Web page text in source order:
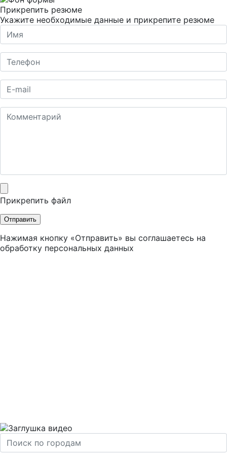
Прикрепить резюме
Укажите необходимые данные и прикрепите резюме
Прикрепить файл
Отправить
Нажимая кнопку «Отправить» вы соглашаетесь на
обработку персональных данных